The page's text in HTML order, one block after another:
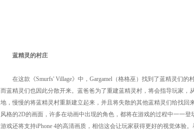
蓝精灵的村庄
在这款《Smurfs' Village》中，Gargamel（格格巫）找到了蓝精灵们的
而蓝精灵们也因此分散开来。蓝爸爸为了重建蓝精灵村，将会指导玩家，
地，慢慢的将蓝精灵村重新建立起来，并且将失散的其他蓝精灵们给找回
风格的2D的画面，许多在动画中出现的角色，都将在游戏的过程中一一
游戏还将支持iPhone 4的高清画质，相信这会让玩家获得更好的视觉体验